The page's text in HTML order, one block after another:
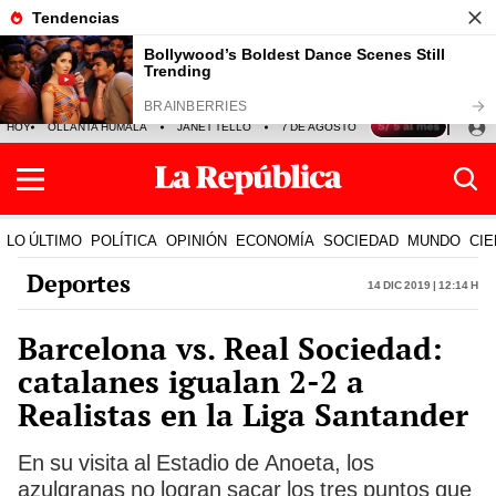
HOY OLLANTA HUMALA JANET TELLO 7 DE AGOSTO TINKA RESULTADOS
LO ÚLTIMO POLÍTICA OPINIÓN ECONOMÍA SOCIEDAD MUNDO
Deportes 14 Dic 2019 | 12:14 h
Barcelona vs. Real Sociedad:
catalanes igualan 2-2 a
Realistas en la Liga Santander
En su visita al Estadio de Anoeta, los
azulgranas no logran sacar los tres puntos que